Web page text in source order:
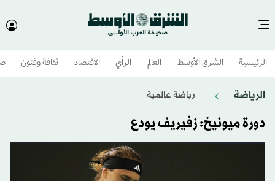
الرئيسية الشرق الأوسط​ العالم الرأي الاقتصاد ثقافة وفنون
الرياضة رياضة عالمية
دورة ميونيخ: زفيريف يودع